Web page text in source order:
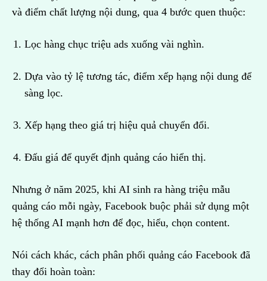
và điểm chất lượng nội dung, qua 4 bước quen thuộc:
Lọc hàng chục triệu ads xuống vài nghìn.
Dựa vào tỷ lệ tương tác, điểm xếp hạng nội dung để
sàng lọc.
Xếp hạng theo giá trị hiệu quả chuyển đổi.
Đấu giá để quyết định quảng cáo hiển thị.
Nhưng ở năm 2025, khi AI sinh ra hàng triệu mẫu
quảng cáo mỗi ngày, Facebook buộc phải sử dụng một
hệ thống AI mạnh hơn để đọc, hiểu, chọn content.
Nói cách khác, cách phân phối quảng cáo Facebook đã
thay đổi hoàn toàn: